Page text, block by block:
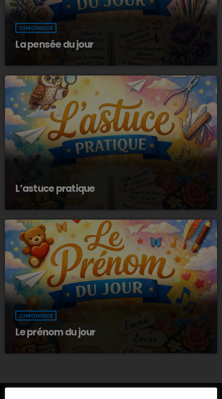
CHRONIQUE
La pensée du jour
L’astuce pratique
CHRONIQUE
Le prénom du jour